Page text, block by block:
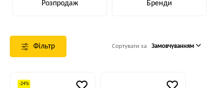
Розпродаж Бренди
Фільтр Сортувати за Замовчуванням
-24%